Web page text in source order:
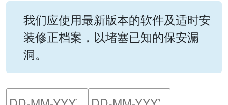
我们应使用最新版本的软件及适时安
装修正档案，以堵塞已知的保安漏
洞。
请输入搜索日期范围的开